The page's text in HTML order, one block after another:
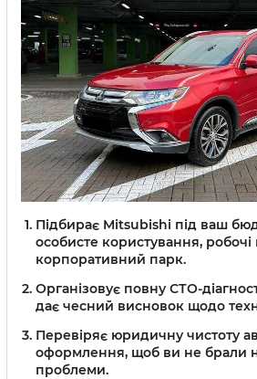
Підбирає Mitsubishi під ваш
особисте користування, робочі
корпоративний парк.
Організовує повну СТО-
дає чесний висновок щодо
Перевіряє юридичну чистоту
оформлення, щоб ви не брали
проблеми.